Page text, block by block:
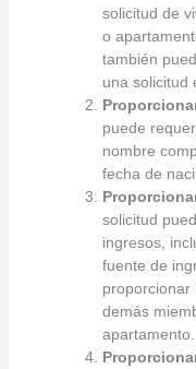
solicitud de
o
también
una solicitud
puede
nombre
fecha de
solicitud
ingresos,
fuente de
proporcionar
demás
apartamento.